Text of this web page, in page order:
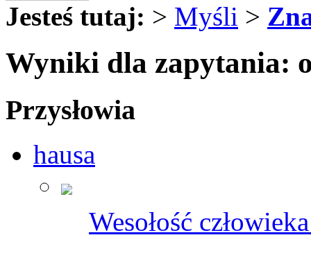
Jesteś tutaj: > Myśli >
Wyniki dla zapytania:
Przysłowia
hausa
Wesołość